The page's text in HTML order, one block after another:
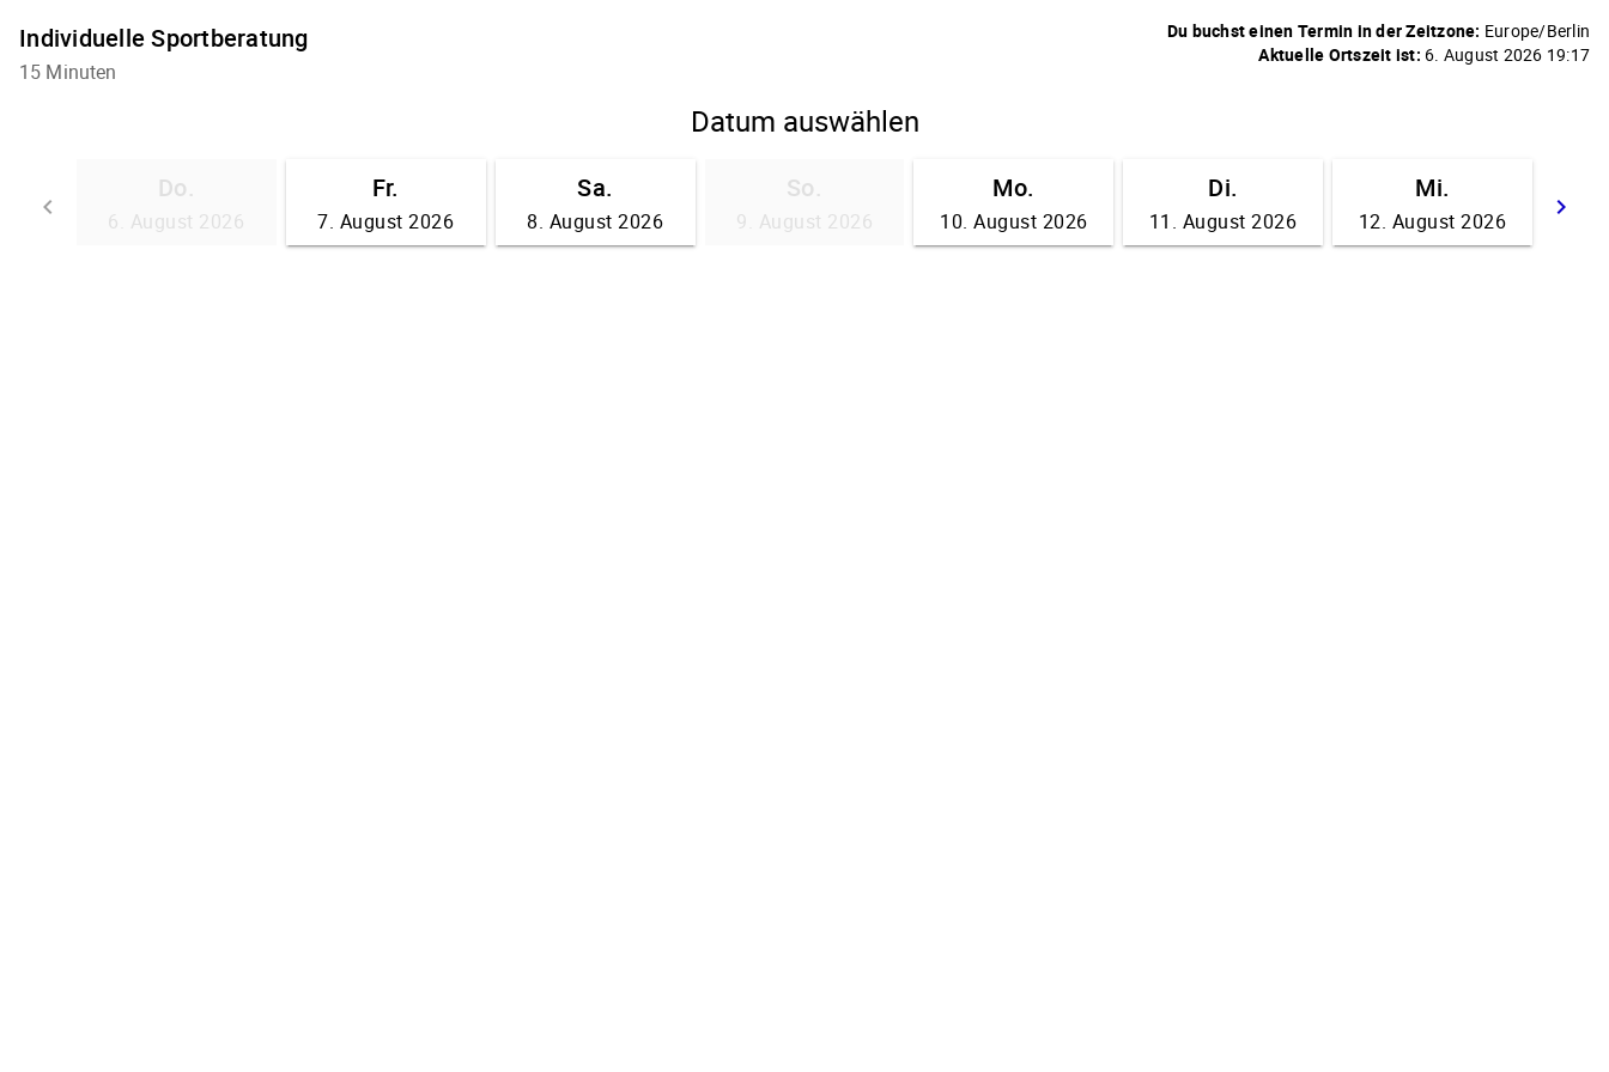
Individuelle Sportberatung
15 Minuten
Du buchst einen Termin in der Zeitzone: Europe/Berlin
Aktuelle Ortszeit ist: 6. August 2026 19:17
Datum auswählen
keyboard_arrow_left
Zurück
keyboard_arrow_right
Do.
6. August 2026
Fr.
7. August 2026
Sa.
8. August 2026
So.
9. August 2026
Mo.
10. August 2026
Di.
11. August 2026
Mi.
12. August 2026